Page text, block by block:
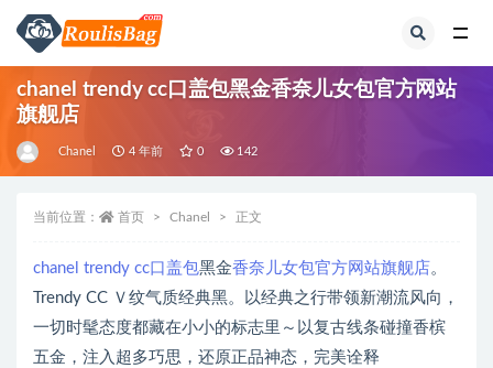
chanel trendy cc口盖包黑金香奈儿女包官方网站
旗舰店
Chanel 4 年前 0 142
当前位置： 首页 Chanel 正文
chanel trendy cc口盖包黑金香奈儿女包官方网站旗舰店。
Trendy CC Ｖ纹气质经典黑。以经典之行带领新潮流风向，
一切时髦态度都藏在小小的标志里～以复古线条碰撞香槟
五金，注入超多巧思，还原正品神态，完美诠释